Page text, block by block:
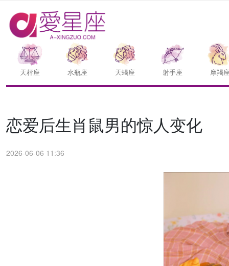
天枰座 水瓶座 天蝎座 射手座 摩羯
恋爱后生肖鼠男的惊人变化
2026-06-06 11:36